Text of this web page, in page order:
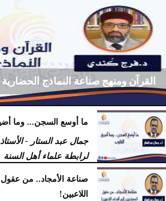
القرآن ومنهج صناعة النماذج الحضارية
فرج كُندي - رئيس مركز الكُندي للدراسات
السبت، 18 يوليو 2026 09:14 مـ
ما أوسع السجن... وما
جمال عبد الستار -
لرابطة علماء أهل السنة
السبت، 18 يوليو 2026 12:29 مـ
صناعة الأمجاد.. من
اللاعبين!